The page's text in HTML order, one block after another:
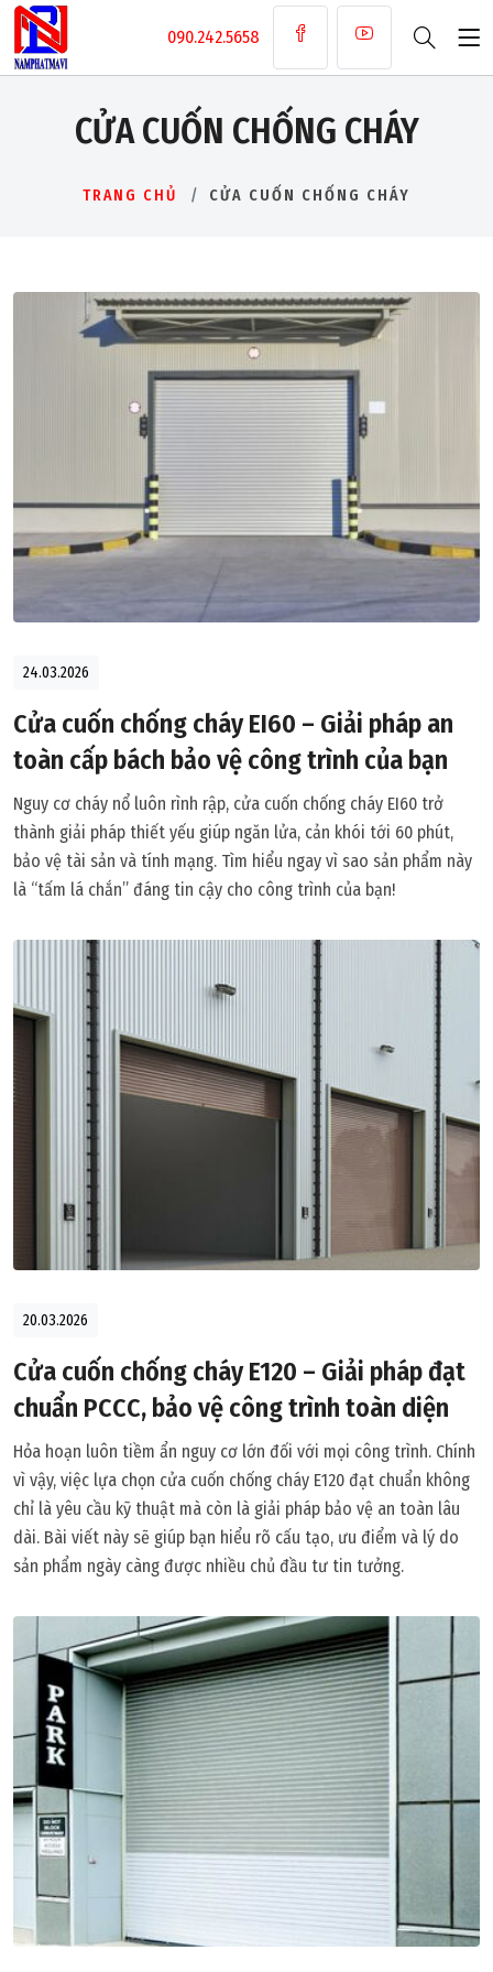
090.242.5658
CỬA CUỐN CHỐNG CHÁY
TRANG CHỦ CỬA CUỐN CHỐNG CHÁY
24.03.2026
Cửa cuốn chống cháy EI60 – Giải pháp an
toàn cấp bách bảo vệ công trình của bạn
Nguy cơ cháy nổ luôn rình rập, cửa cuốn chống cháy EI60 trở
thành giải pháp thiết yếu giúp ngăn lửa, cản khói tới 60 phút,
bảo vệ tài sản và tính mạng. Tìm hiểu ngay vì sao sản phẩm này
là “tấm lá chắn” đáng tin cậy cho công trình của bạn!
20.03.2026
Cửa cuốn chống cháy E120 – Giải pháp đạt
chuẩn PCCC, bảo vệ công trình toàn diện
Hỏa hoạn luôn tiềm ẩn nguy cơ lớn đối với mọi công trình. Chính
vì vậy, việc lựa chọn cửa cuốn chống cháy E120 đạt chuẩn không
chỉ là yêu cầu kỹ thuật mà còn là giải pháp bảo vệ an toàn lâu
dài. Bài viết này sẽ giúp bạn hiểu rõ cấu tạo, ưu điểm và lý do
sản phẩm ngày càng được nhiều chủ đầu tư tin tưởng.